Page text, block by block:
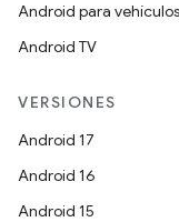
Android para vehículos
Android TV
VERSIONES
Android 17
Android 16
Android 15